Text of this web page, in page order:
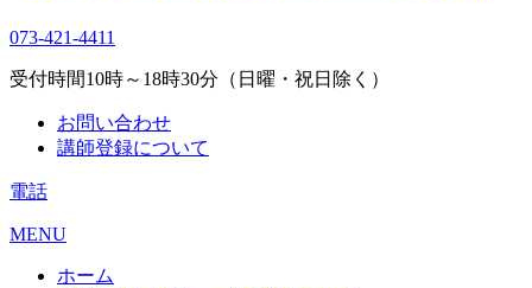
073-421-4411
受付時間10時～18時30分（日曜・祝日除く）
お問い合わせ
講師登録について
電話
MENU
ホーム